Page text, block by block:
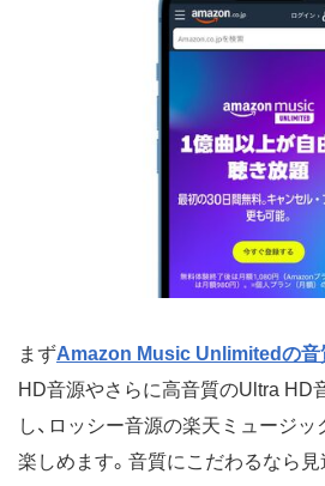
まずAmazon Music Unlimitedの音
HD音源やさらに高音質のUltra HD
し、ロッシー音源の楽天ミュージ
楽しめます。音質にこだわるなら